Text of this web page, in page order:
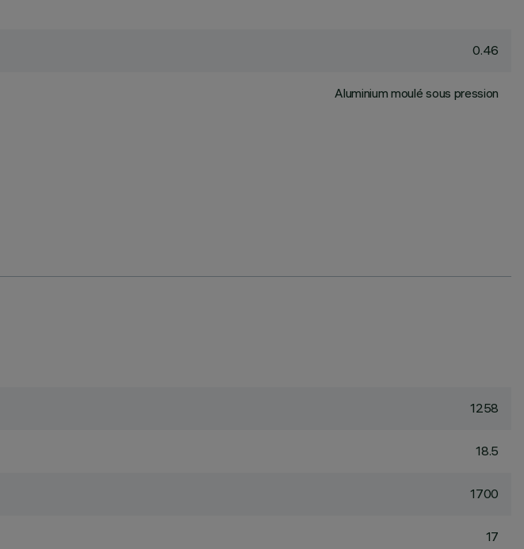
0.46
Aluminium moulé sous pression
1258
18.5
1700
17